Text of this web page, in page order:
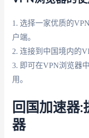
1. 选择一家优质的
户端。
2. 连接到中国境内的
3. 即可在VPN浏览器
用。
回国加速器:
器